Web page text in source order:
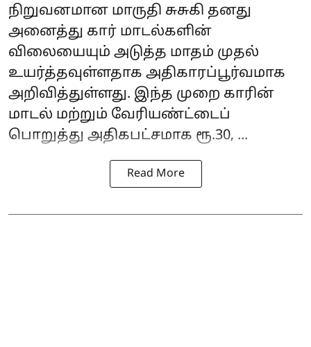
நிறுவனமான மாருதி சுசுகி தனது
அனைத்து கார் மாடல்களின்
விலையையும் அடுத்த மாதம் முதல்
உயர்த்தவுள்ளதாக அதிகாரப்பூர்வமாக
அறிவித்துள்ளது. இந்த முறை காரின்
மாடல் மற்றும் வேரியண்ட்டைப்
பொறுத்து அதிகபட்சமாக ரூ.30, ...
Read More